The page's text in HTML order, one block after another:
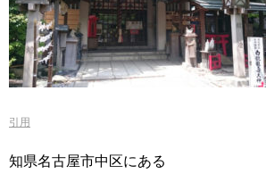
引用
知県名古屋市中区にある